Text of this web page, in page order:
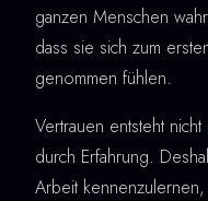
ganzen Menschen
dass sie sich zum
genommen fühlen.
Vertrauen entsteht
durch Erfahrung.
Arbeit